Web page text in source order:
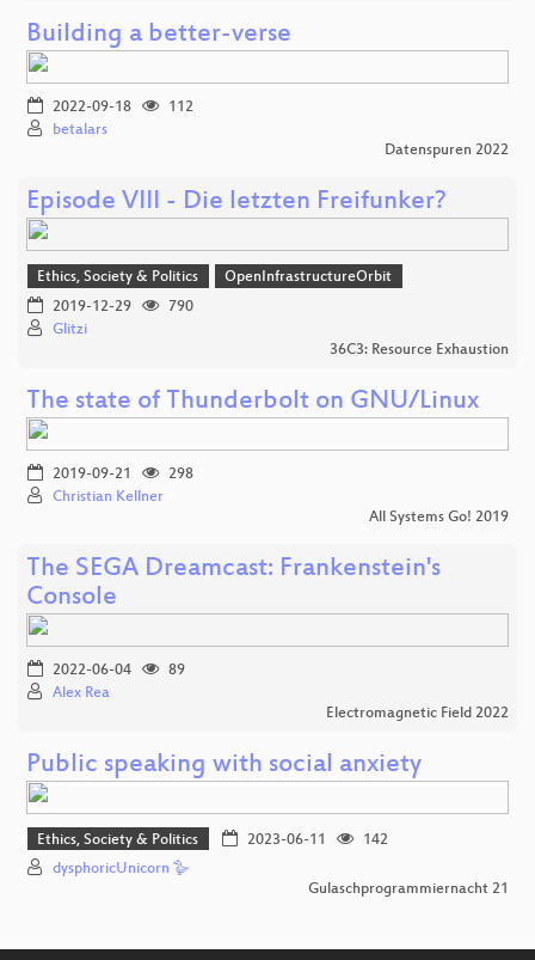
Building a better-verse
2022-09-18
112
betalars
Datenspuren 2022
Episode VIII - Die letzten Freifunker?
Ethics, Society & Politics
OpenInfrastructureOrbit
2019-12-29
790
Glitzi
36C3: Resource Exhaustion
The state of Thunderbolt on GNU/Linux
2019-09-21
298
Christian Kellner
All Systems Go! 2019
The SEGA Dreamcast: Frankenstein's
Console
2022-06-04
89
Alex Rea
Electromagnetic Field 2022
Public speaking with social anxiety
Ethics, Society & Politics 2023-06-11
142
dysphoricUnicorn 🪿
Gulaschprogrammiernacht 21